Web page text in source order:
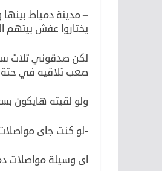
– مدينة دمياط
يختاروا عفش بيتهم
لكن صدقوني تلات
صعب تلاقيه في حتة
ولو لقيته هايكون
-لو كنت جاى
اى وسيلة مواصلات